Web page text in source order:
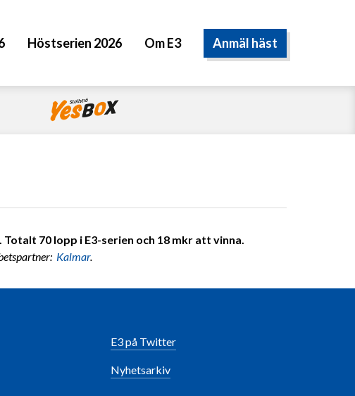
Höstserien 2026 Om E3 Anmäl häst
70 lopp i E3-serien och 18 mkr att vinna.
Kalmar.
E3 på Twitter
Nyhetsarkiv